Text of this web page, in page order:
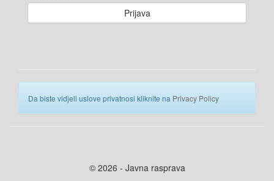
Prijava
Da biste vidjeli uslove privatnosi kliknite na Privacy Policy
© 2026 - Javna rasprava